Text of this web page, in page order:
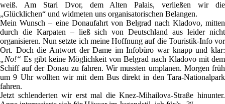
weiß. Am Stari Dvor, dem Alten Palais, verließen wir die
„Glücklichen“ und widmeten uns organisatorischen Belangen.
Mein Wunsch – eine Donaufahrt von Belgrad nach Kladovo, mitten
durch die Karpaten – ließ sich von Deutschland aus leider nicht
organisieren. Nun setzte ich meine Hoffnung auf die Touristik-Info vor
Ort. Doch die Antwort der Dame im Infobüro war knapp und klar:
„No!“ Es gibt keine Möglichkeit von Belgrad nach Kladovo mit dem
Schiff auf der Donau zu fahren. Wir mussten umplanen. Morgen früh
um 9 Uhr wollten wir mit dem Bus direkt in den Tara-Nationalpark
fahren.
Jetzt schlenderten wir erst mal die Knez-Mihailova-Straße hinunter.